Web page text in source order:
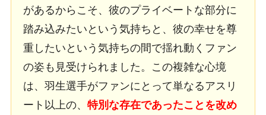
があるからこそ、彼のプライベートな部分に
踏み込みたいという気持ちと、彼の幸せを尊
重したいという気持ちの間で揺れ動くファン
の姿も見受けられました。この複雑な心境
は、羽生選手がファンにとって単なるアスリ
ート以上の、 特別な存在であったことを改め